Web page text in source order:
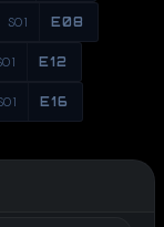
S01 E08
E12
E16